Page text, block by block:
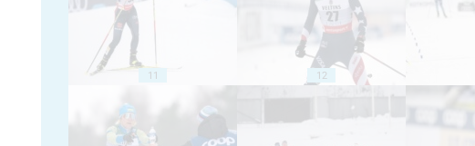
11 12